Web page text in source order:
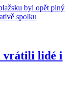
vrátili lidé i